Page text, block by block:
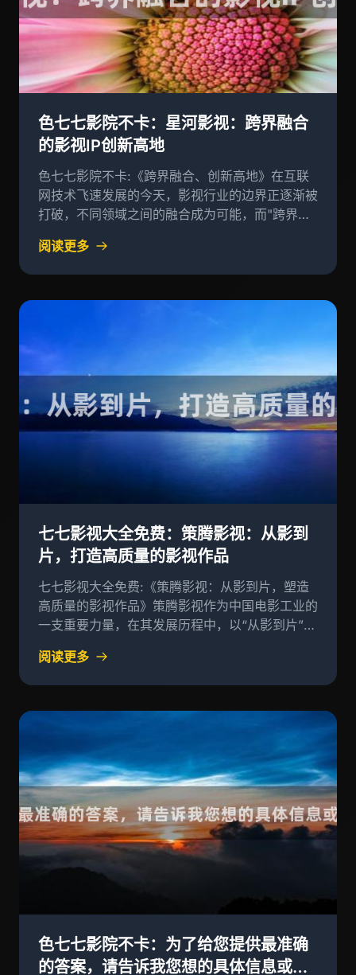
色七七影院不卡：星河影视：跨界融合
的影视IP创新高地
色七七影院不卡:《跨界融合、创新高地》在互联
网技术飞速发展的今天，影视行业的边界正逐渐被
打破，不同领域之间的融合成为可能，而"跨界融
阅读更多
七七影视大全免费：策腾影视：从影到
片，打造高质量的影视作品
七七影视大全免费:《策腾影视：从影到片，塑造
高质量的影视作品》策腾影视作为中国电影工业的
一支重要力量，在其发展历程中，以“从影到片”的
批高品质、多样化、有影响力的影视作品
阅读更多
色七七影院不卡：为了给您提供最准确
的答案，请告诉我您想的具体信息或问